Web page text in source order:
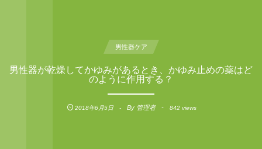
男性器ケア
男性器が乾燥してかゆみがあるとき、かゆみ止めの薬はど
のように作用する？
2018年6月5日 By 管理者 842 views